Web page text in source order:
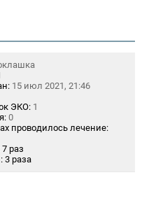
15 июл 2021, 21:46
ЭКО: 1
0
проводилось лечение:
7 раз
3 раза